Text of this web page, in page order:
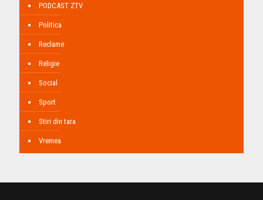
PODCAST ZTV
Politica
Reclame
Religie
Social
Sport
Stiri din tara
Vremea